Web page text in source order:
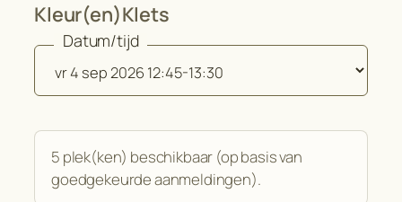
Kleur(en)Klets
Datum/tijd
5 plek(ken) beschikbaar (op basis van
goedgekeurde aanmeldingen).